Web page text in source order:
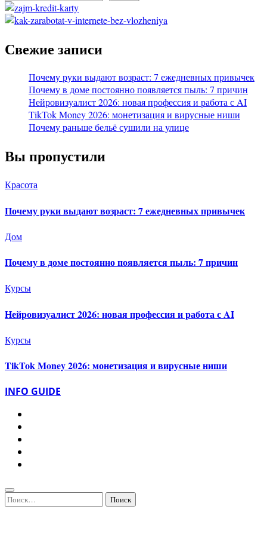
Свежие записи
Почему руки выдают возраст: 7 ежедневных привычек
Почему в доме постоянно появляется пыль: 7 причин
Нейровизуалист 2026: новая профессия и работа с AI
TikTok Money 2026: монетизация и вирусные ниши
Почему раньше бельё сушили на улице
Вы пропустили
Красота
Почему руки выдают возраст: 7 ежедневных привычек
Дом
Почему в доме постоянно появляется пыль: 7 причин
Курсы
Нейровизуалист 2026: новая профессия и работа с AI
Курсы
TikTok Money 2026: монетизация и вирусные ниши
INFO GUIDE
Найти: